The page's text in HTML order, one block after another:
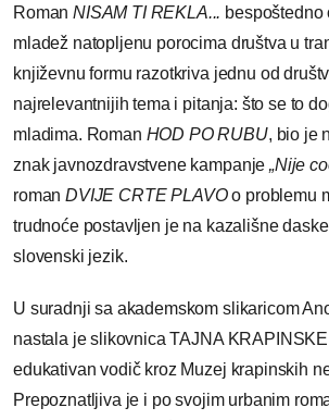
RomanNISAM TI REKLA... bespoštedno
mladež natopljenu porocima društva u
književnu formu razotkriva jednu od
najrelevantnijih tema i pitanja: što se to
mladima. Roman HOD PO RUBU, bio je
znak javnozdravstvene kampanje„Nije
romanDVIJE CRTE PLAVOo problemu
trudnoće postavljen je na kazališne
slovenski jezik.
U suradnji sa akademskom slikaricom
nastala je slikovnica TAJNA
edukativan vodič kroz Muzej krapinskih
Prepoznatljiva je i po svojim urbanim